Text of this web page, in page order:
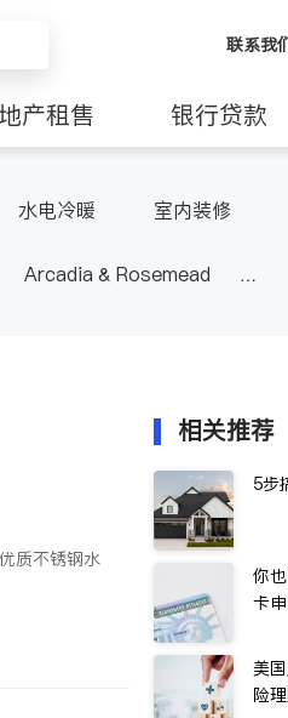
联系我
产租售 银行贷款
水电冷暖 室内装修
Arcadia & Rosemead
质不锈钢水
相关推荐
5步
你
卡
美
险